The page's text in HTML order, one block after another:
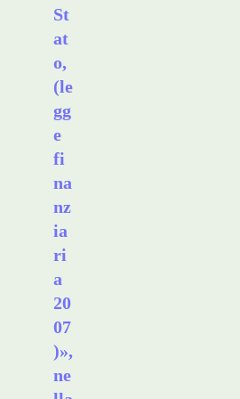
St
at
o,
(le
gg
e
fi
na
nz
ia
ri
a
20
07
)»,
ne